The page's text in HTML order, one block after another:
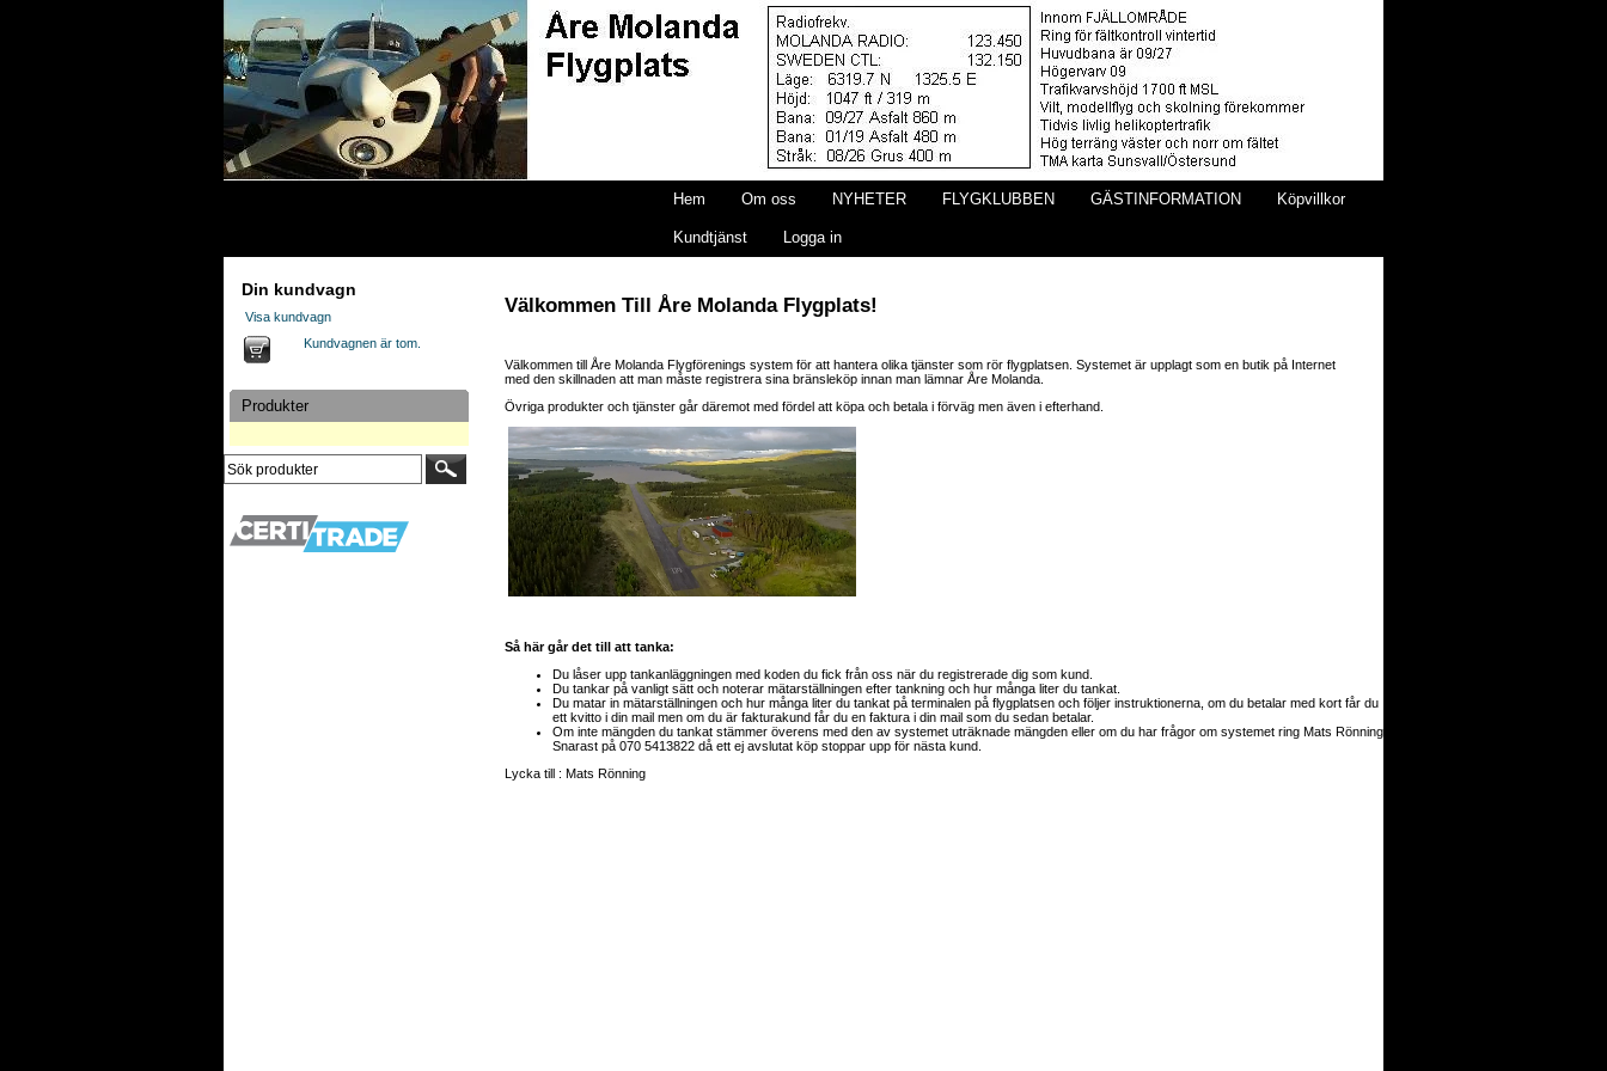
Hem Om oss NYHETER FLYGKLUBBEN GÄSTINFORMATION Köpvillkor
Kundtjänst Logga in
Välkommen Till Åre Molanda Flygplats!
Välkommen till Åre Molanda Flygförenings system för att hantera olika tjänster som rör flygplatsen. Systemet är upplagt som en butik på Internet
med den skillnaden att man måste registrera sina bränsleköp innan man lämnar Åre Molanda.
Övriga produkter och tjänster går däremot med fördel att köpa och betala i förväg men även i efterhand.
Så här går det till att tanka:
Du låser upp tankanläggningen med koden du fick från oss när du registrerade dig som kund.
Du tankar på vanligt sätt och noterar mätarställningen efter tankning och hur många liter du tankat.
Du matar in mätarställningen och hur många liter du tankat på terminalen på flygplatsen och följer instruktionerna, om du betalar med kort får du
ett kvitto i din mail men om du är fakturakund får du en faktura i din mail som du sedan betalar.
Om inte mängden du tankat stämmer överens med den av systemet uträknade mängden eller om du har frågor om systemet ring Mats Rönning
Snarast på 070 5413822 då ett ej avslutat köp stoppar upp för nästa kund.
Lycka till : Mats Rönning
Din kundvagn
Visa kundvagn
Kundvagnen är tom.
Produkter